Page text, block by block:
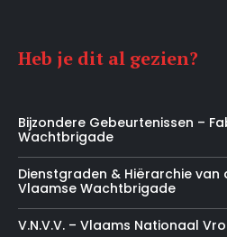
Heb je dit al gezien?
Bijzondere Gebeurtenissen –
Wachtbrigade
Dienstgraden & Hiërarchie van
Vlaamse Wachtbrigade
V.N.V.V. – Vlaams Nationaal